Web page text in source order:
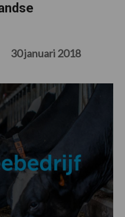
30 januari 2018